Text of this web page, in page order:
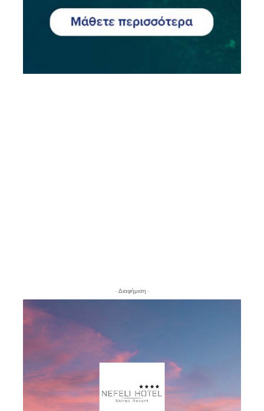
- Διαφήμιση -